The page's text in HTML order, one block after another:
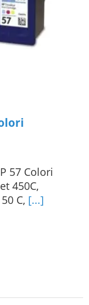
57 Colori
450C,
C, [...]